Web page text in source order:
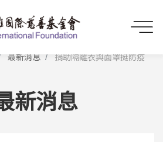
最新消息 捐助隔離衣與面罩挺防疫
新消息